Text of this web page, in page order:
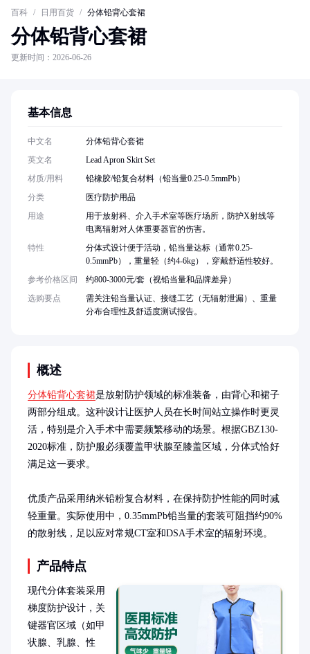
百科 / 日用百货 / 分体铅背心套裙
分体铅背心套裙
更新时间：2026-06-26
概述
分体铅背心套裙是放射防护领域的标准装备，由背心和裙子
两部分组成。这种设计让医护人员在长时间站立操作时更灵
活，特别是介入手术中需要频繁移动的场景。根据GBZ130-
2020标准，防护服必须覆盖甲状腺至膝盖区域，分体式恰好
满足这一要求。
优质产品采用纳米铅粉复合材料，在保持防护性能的同时减
轻重量。实际使用中，0.35mmPb铅当量的套装可阻挡约90%
的散射线，足以应对常规CT室和DSA手术室的辐射环境。
产品特点
现代分体套装采用
梯度防护设计，关
键器官区域（如甲
状腺、乳腺、性
基本信息
中文名
分体铅背心套裙
英文名
Lead Apron Skirt Set
材质/用料
铅橡胶/铅复合材料（铅当量0.25-0.5mmPb）
分类
医疗防护用品
用途
用于放射科、介入手术室等医疗场所，防护X射线等
电离辐射对人体重要器官的伤害。
特性
分体式设计便于活动，铅当量达标（通常0.25-
0.5mmPb），重量轻（约4-6kg），穿戴舒适性较好。
参考价格区间
约800-3000元/套（视铅当量和品牌差异）
选购要点
需关注铅当量认证、接缝工艺（无辐射泄漏）、重量
分布合理性及舒适度测试报告。